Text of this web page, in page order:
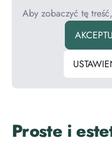
Aby zobaczyć tę
Proste i